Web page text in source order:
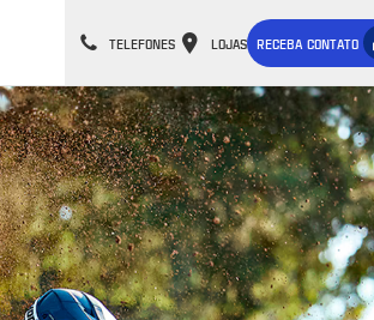
TELEFONES LOJAS RECEBA CONTATO